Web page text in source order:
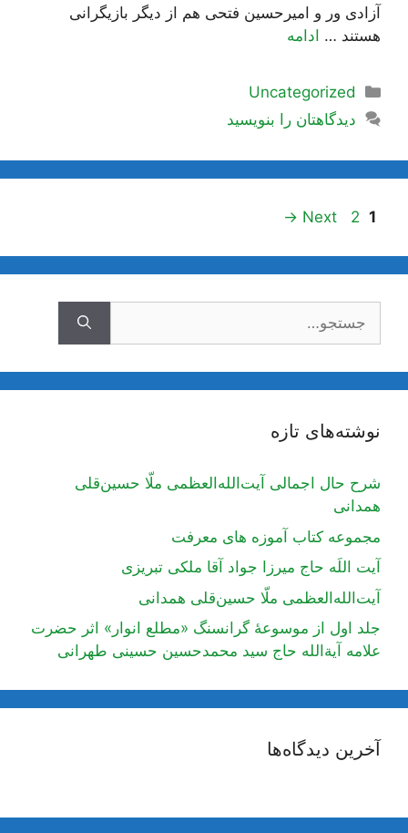
آزادی ور و امیرحسین فتحی هم از دیگر بازیگرانی
هستند … ادامه
دسته‌ها
Uncategorized
دیدگاهتان را بنویسید
ناوبری
Page
1
Page
2
Next
→
نوشته‌های تازه
شرح حال اجمالی آیت‌الله‌العظمی ملّا حسین‌قلی
همدانی
مجموعه کتاب آموزه های معرفت
آیت اللَه حاج میرزا جواد آقا ملکی تبریزی
آیت‌الله‌العظمی ملّا حسین‌قلی همدانی
جلد اول از موسوعۀ گرانسنگ «مطلع انوار» اثر حضرت
علامه آیة‌الله حاج سید محمدحسین حسینی طهرانی
آخرین دیدگاه‌ها